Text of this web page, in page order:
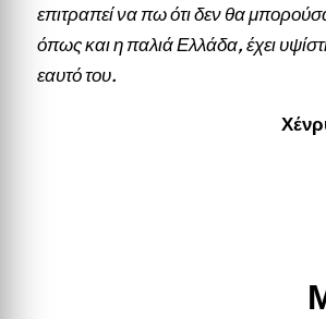
επιτραπεί να πω ότι δεν θα
όπως και η παλιά Ελλάδα, έχει
εαυτό του.